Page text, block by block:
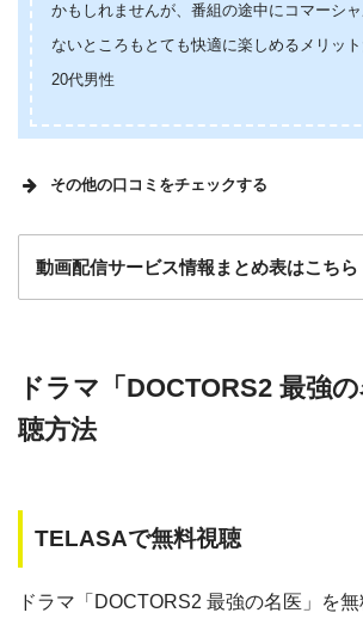
かもしれませんが、番組の途中にコマーシ
ないところもとても快適に楽しめるメリット
20代男性
その他の口コミをチェックする
様々なジャンルの動画が見ることができ
動画配信サービス情報まとめ表はこちら
動画配信サービス
ゲオTV 約20,000本
dTV 約120,000本
ドラマ「DOCTORS2 最強
聴方法
TELASAで無料視聴
ドラマ「DOCTORS2 最強の名医」を